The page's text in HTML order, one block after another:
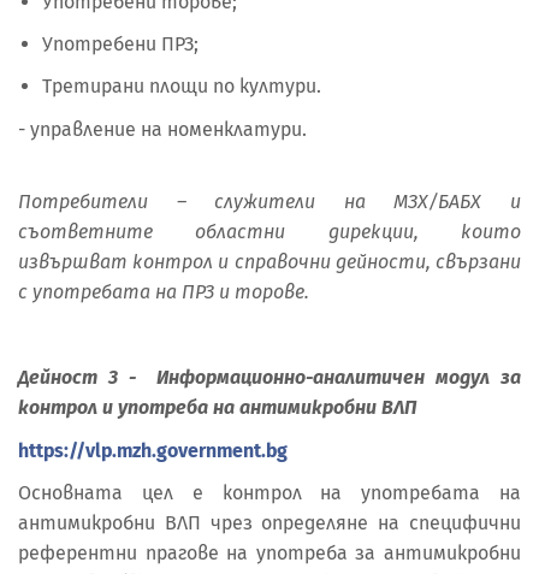
Употребени ПРЗ;
Третирани площи по култури.
- управление на номенклатури.
Потребители – служители на МЗХ/БАБХ и
съответните областни дирекции, които
извършват контрол и справочни дейности, свързани
с употребата на ПРЗ и торове.
Дейност 3 - Информационно-аналитичен модул за
контрол и употреба на антимикробни ВЛП
https://vlp.mzh.government.bg
Основната цел е контрол на употребата на
антимикробни ВЛП чрез определяне на специфични
референтни прагове на употреба за антимикробни